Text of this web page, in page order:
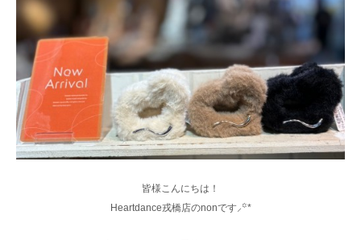
皆様こんにちは！
Heartdance戎橋店のnonです⸝꙳*